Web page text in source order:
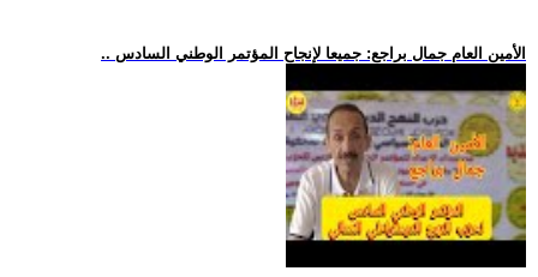
.. الأمين العام جمال براجع: جميعا لإنجاح المؤتمر الوطني السادس